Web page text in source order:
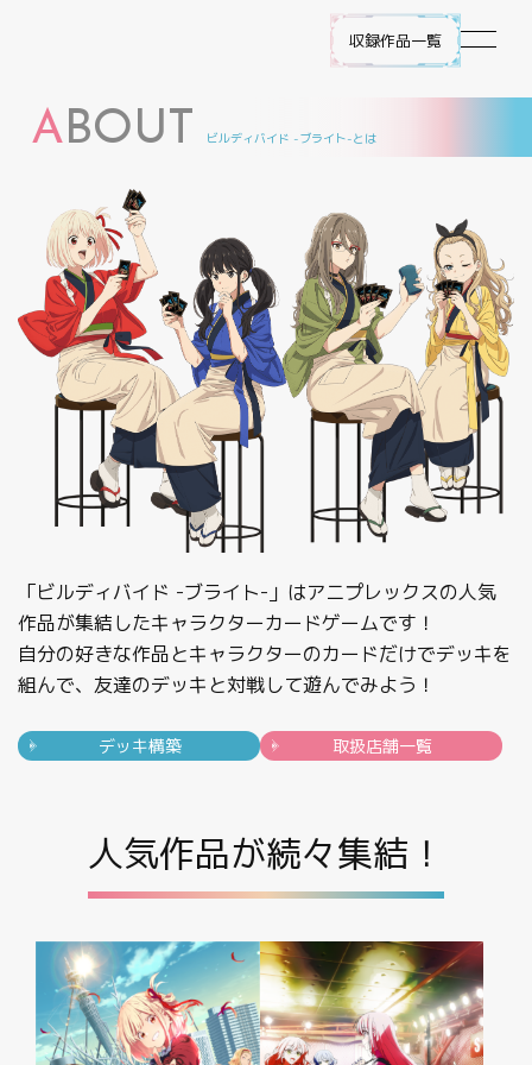
収録作品一覧
作品ラインナップ
遊び方
ビルディバイド -ブライト- とは
ゲームプレイ
FAQ
制限・禁止カード
商品情報
大会・イベント
取扱店舗一覧
ABOUT ビルディバイド -ブライト-とは
「ビルディバイド -ブライト-」はアニプレックスの人気
作品が集結したキャラクターカードゲームです！
自分の好きな作品とキャラクターのカードだけでデッキを
組んで、友達のデッキと対戦して遊んでみよう！
デッキ構築 取扱店舗一覧
人気作品が続々集結！